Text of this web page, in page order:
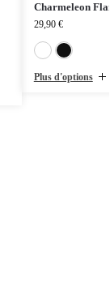
Charmeleon
29,90 €
Plus d'options